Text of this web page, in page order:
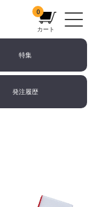
0
カート
特集
発注履歴